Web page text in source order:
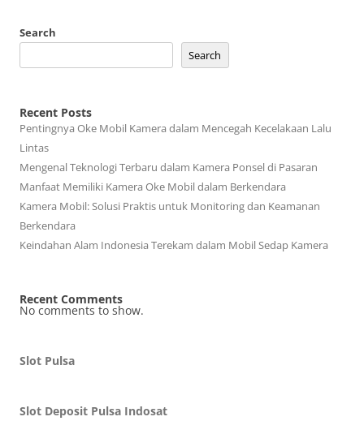
Search
Search
Recent Posts
Pentingnya Oke Mobil Kamera dalam Mencegah Kecelakaan Lalu
Lintas
Mengenal Teknologi Terbaru dalam Kamera Ponsel di Pasaran
Manfaat Memiliki Kamera Oke Mobil dalam Berkendara
Kamera Mobil: Solusi Praktis untuk Monitoring dan Keamanan
Berkendara
Keindahan Alam Indonesia Terekam dalam Mobil Sedap Kamera
Recent Comments
No comments to show.
Slot Pulsa
Slot Deposit Pulsa Indosat